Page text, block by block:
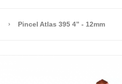
Pincel Atlas 395 4” - 12mm